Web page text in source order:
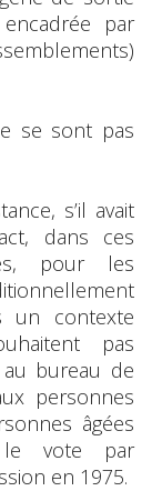
par
se sont pas
s’il avait
dans ces
pour les
un contexte
pas
bureau de
personnes
âgées
vote par
en 1975.